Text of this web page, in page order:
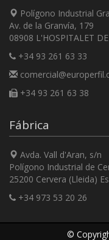
Polígono Industrial
Av. de la Granvía, 179
08908 L'HOSPITALET
+34 93 261 63 33
+34 93 261 63 38
Fábrica
Avda. Vall d'Aran, s/n
Polígono Industrial de
25200 Cervera (Lleida)
+34 973 53 20 26
©